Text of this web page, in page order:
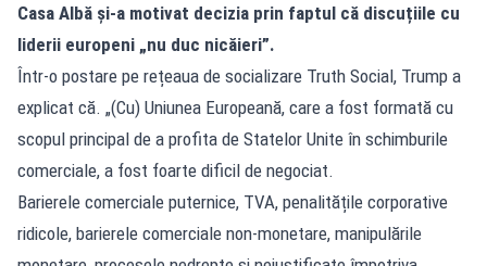
Casa Albă și-a motivat decizia prin faptul că discuțiile cu
liderii europeni „nu duc nicăieri”.
Într-o postare pe rețeaua de socializare Truth Social, Trump a
explicat că. „(Cu) Uniunea Europeană, care a fost formată cu
scopul principal de a profita de Statelor Unite în schimburile
comerciale, a fost foarte dificil de negociat.
Barierele comerciale puternice, TVA, penalitățile corporative
ridicole, barierele comerciale non-monetare, manipulările